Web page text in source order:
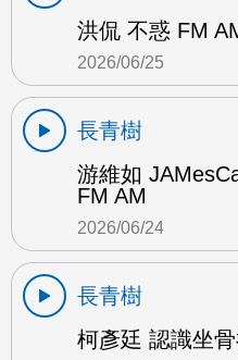
洪侃 不惑 FM
2026/06/25
長青樹
游維如
FM AM
2026/06/24
長青樹
柯彥廷 認識坐